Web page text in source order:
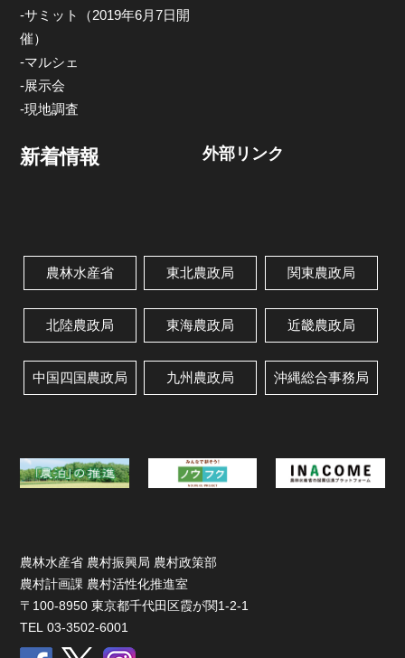
-サミット（2019年6月7日開
催）
-マルシェ
-展示会
-現地調査
新着情報 外部リンク
農林水産省 東北農政局 関東農政局
北陸農政局 東海農政局 近畿農政局
中国四国農政局 九州農政局 沖縄総合事務局
農林水産省 農村振興局 農村政策部
農村計画課 農村活性化推進室
〒100-8950 東京都千代田区霞が関1-2-1
TEL 03-3502-6001